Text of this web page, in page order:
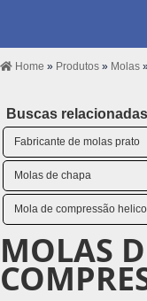
Home » Produtos » Molas
Buscas
Fabricante de molas prato
Molas de chapa
Mola de compressão
MOLAS